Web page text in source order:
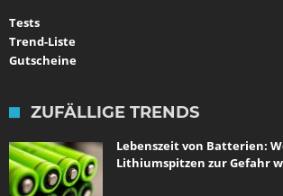
Tests
Trend-Liste
Gutscheine
ZUFÄLLIGE TRENDS
Lebenszeit von Batterien:
Lithiumspitzen zur Gefahr